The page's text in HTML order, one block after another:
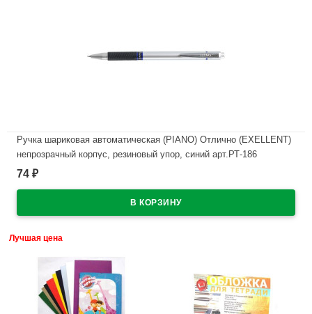
Ручка шариковая автоматическая (PIANO) Отлично (EXELLENT)
непрозрачный корпус, резиновый упор, синий арт.РТ-186
В наличии
74 ₽
Лучшая цена